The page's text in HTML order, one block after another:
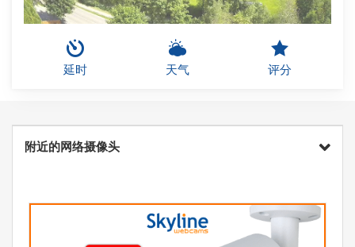
延时 天气 评分
附近的网络摄像头